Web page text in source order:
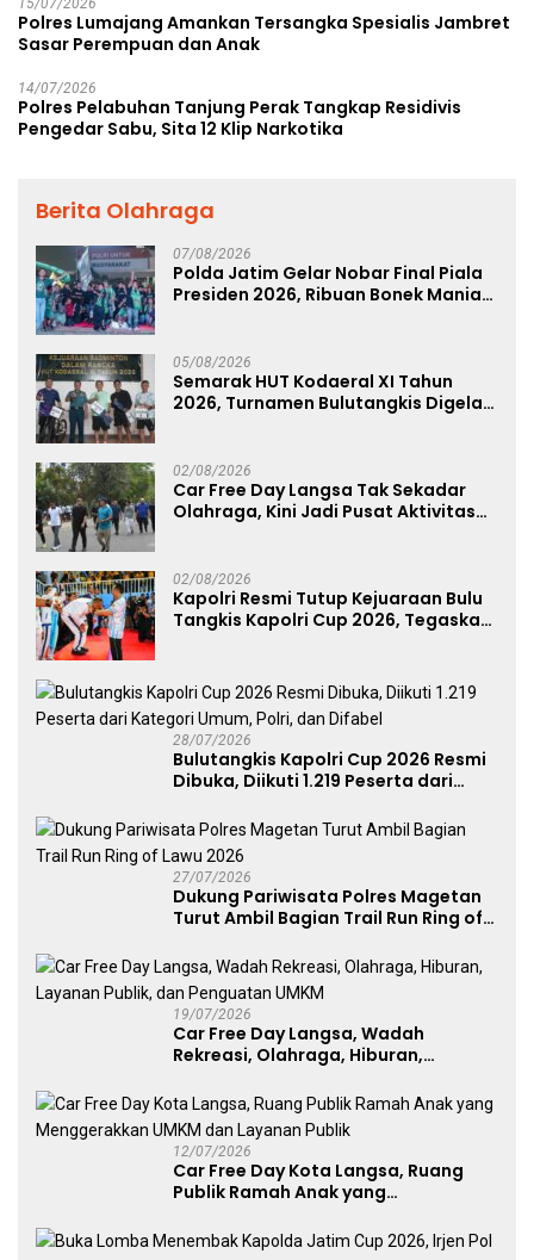
15/07/2026
Polres Lumajang Amankan Tersangka Spesialis Jambret
Sasar Perempuan dan Anak
14/07/2026
Polres Pelabuhan Tanjung Perak Tangkap Residivis
Pengedar Sabu, Sita 12 Klip Narkotika
Berita Olahraga
07/08/2026
Polda Jatim Gelar Nobar Final Piala
Presiden 2026, Ribuan Bonek Mania
05/08/2026
Semarak HUT Kodaeral XI Tahun
2026, Turnamen Bulutangkis Digelar
02/08/2026
Car Free Day Langsa Tak Sekadar
Olahraga, Kini Jadi Pusat Aktivitas
02/08/2026
Kapolri Resmi Tutup Kejuaraan Bulu
Tangkis Kapolri Cup 2026, Tegaskan
28/07/2026
Bulutangkis Kapolri Cup 2026 Resmi
Dibuka, Diikuti 1.219 Peserta dari
27/07/2026
Dukung Pariwisata Polres Magetan
Turut Ambil Bagian Trail Run Ring of
19/07/2026
Car Free Day Langsa, Wadah
Rekreasi, Olahraga, Hiburan,
UMKM
12/07/2026
Car Free Day Kota Langsa, Ruang
Publik Ramah Anak yang
Publik